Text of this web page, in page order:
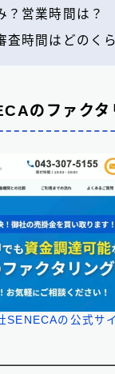
？営業時間は？
査時間はどのく
のファクタ
SENECAの公式サ